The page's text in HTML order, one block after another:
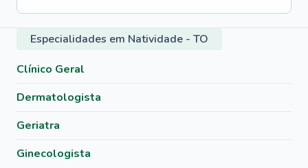
Especialidades em Natividade - TO
Clínico Geral
Dermatologista
Geriatra
Ginecologista